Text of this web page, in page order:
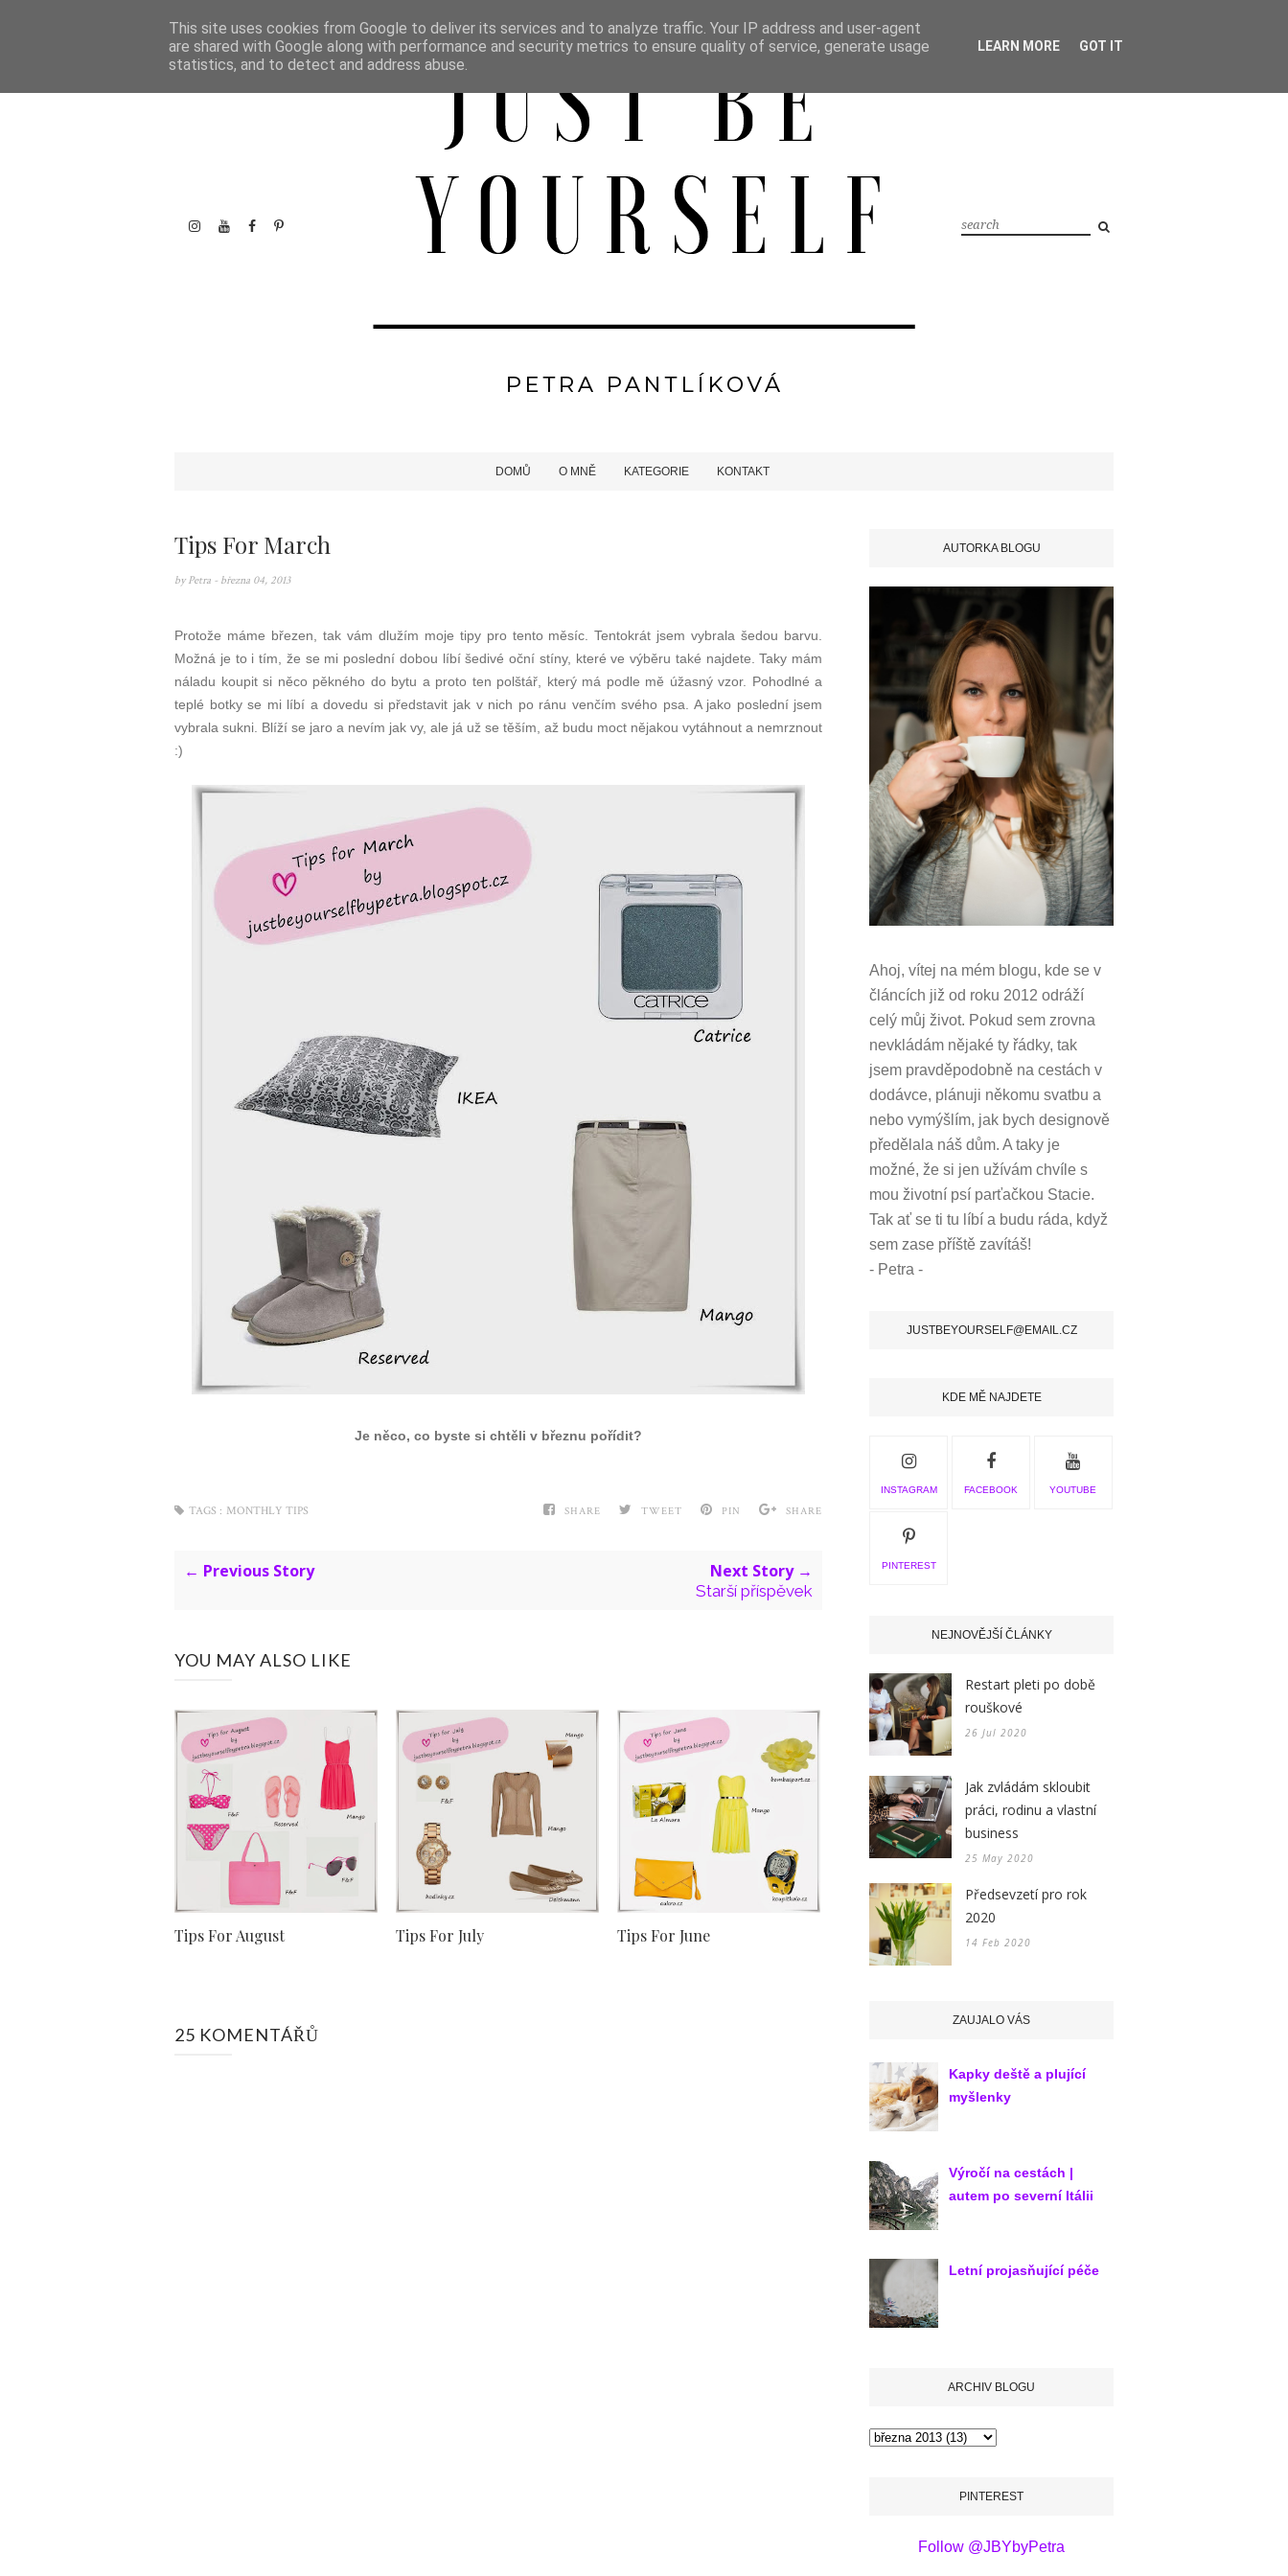
DOMŮ O MNĚ KATEGORIE KONTAKT
Tips For March
by Petra - března 04, 2013
Protože máme březen, tak vám dlužím moje tipy pro tento měsíc. Tentokrát jsem vybrala šedou barvu.
Možná je to i tím, že se mi poslední dobou líbí šedivé oční stíny, které ve výběru také najdete. Taky mám
náladu koupit si něco pěkného do bytu a proto ten polštář, který má podle mě úžasný vzor. Pohodlné a
teplé botky se mi líbí a dovedu si představit jak v nich po ránu venčím svého psa. A jako poslední jsem
vybrala sukni. Blíží se jaro a nevím jak vy, ale já už se těším, až budu moct nějakou vytáhnout a nemrznout
:)
Je něco, co byste si chtěli v březnu pořídit?
SHARE TWEET PIN SHARE
TAGS : MONTHLY TIPS
← Previous Story Next Story →
Starší příspěvek
YOU MAY ALSO LIKE
Tips For August Tips For July Tips For June
25 KOMENTÁŘŮ
AUTORKA BLOGU
Ahoj, vítej na mém blogu, kde se v
článcích již od roku 2012 odráží
celý můj život. Pokud sem zrovna
nevkládám nějaké ty řádky, tak
jsem pravděpodobně na cestách v
dodávce, plánuji někomu svatbu a
nebo vymýšlím, jak bych designově
předělala náš dům.A taky je
možné, že si jen užívám chvíle s
mou životní psí parťačkou Stacie.
Tak ať se ti tu líbí a budu ráda, když
sem zase příště zavítáš!
- Petra -
JUSTBEYOURSELF@EMAIL.CZ
KDE MĚ NAJDETE
INSTAGRAM FACEBOOK YOUTUBE
PINTEREST
NEJNOVĚJŠÍ ČLÁNKY
Restart pleti po době
rouškové
26 Jul 2020
Jak zvládám skloubit
práci, rodinu a vlastní
business
25 May 2020
Předsevzetí pro rok
2020
14 Feb 2020
ZAUJALO VÁS
Kapky deště a plující
myšlenky
Výročí na cestách |
autem po severní Itálii
Letní projasňující péče
ARCHIV BLOGU
PINTEREST
Follow @JBYbyPetra
This site uses cookies from Google to deliver its services and to analyze traffic. Your IP address and user-agent
are shared with Google along with performance and security metrics to ensure quality of service, generate usage
statistics, and to detect and address abuse.
LEARN MORE GOT IT